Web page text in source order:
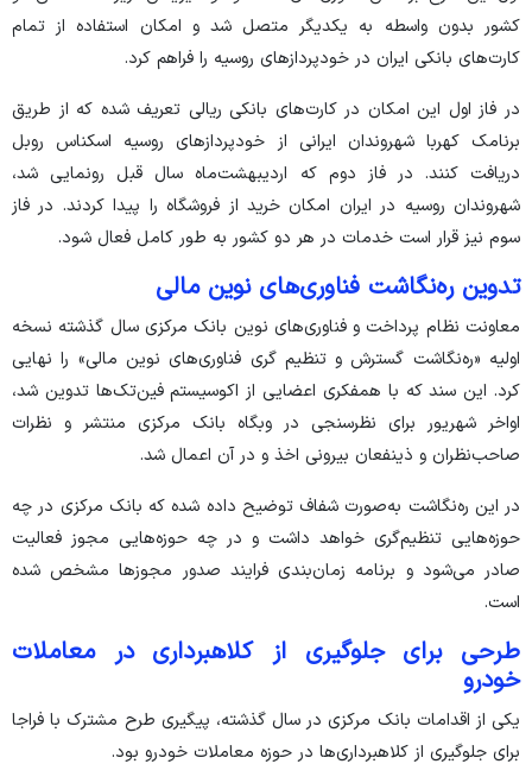
کشور بدون واسطه به یکدیگر متصل شد و امکان استفاده از تمام
کارت‌های بانکی ایران در خودپرداز‌های روسیه را فراهم کرد.
در فاز اول این امکان در کارت‌های بانکی ریالی تعریف شده که از طریق
برنامک کهربا شهروندان ایرانی از خودپرداز‌های روسیه اسکناس روبل
دریافت کنند. در فاز دوم که اردیبهشت‌ماه سال قبل رونمایی شد،
شهروندان روسیه در ایران امکان خرید از فروشگاه را پیدا کردند. در فاز
سوم نیز قرار است خدمات در هر دو کشور به طور کامل فعال شود.
تدوین ره‌نگاشت فناوری‌های نوین مالی
معاونت نظام پرداخت و فناوری‌های نوین بانک مرکزی سال گذشته نسخه
اولیه «ره‌نگاشت گسترش و تنظیم‏ گری فناوری‏‌های نوین مالی» را نهایی
کرد. این سند که با همفکری اعضایی از اکوسیستم فین‌تک‌ها تدوین شد،
اواخر شهریور برای نظرسنجی در وبگاه بانک مرکزی منتشر و نظرات
صاحب‌نظران و ذینفعان بیرونی اخذ و در آن اعمال شد.
در این ره‌نگاشت به‌صورت شفاف توضیح داده شده که بانک مرکزی در چه
حوزه‌هایی تنظیم‌گری خواهد داشت و در چه حوزه‌هایی مجوز فعالیت
صادر می‌شود و برنامه زمان‌بندی فرایند صدور مجوز‌ها مشخص شده
است.
طرحی برای جلوگیری از کلاهبرداری در معاملات
خودرو
یکی از اقدامات بانک مرکزی در سال گذشته، پیگیری طرح مشترک با فراجا
برای جلوگیری از کلاهبرداری‌ها در حوزه معاملات خودرو بود.